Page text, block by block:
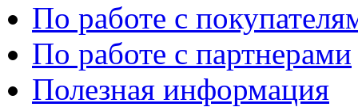
По работе с
По работе с партнерами
Полезная информация